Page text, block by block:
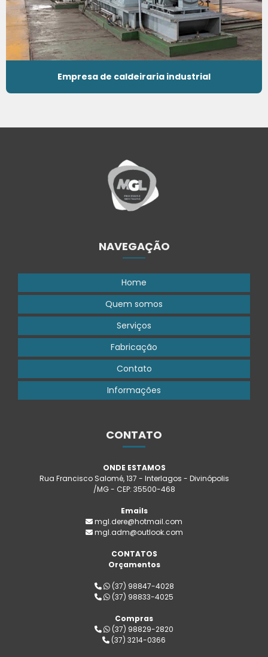
Empresa de caldeiraria industrial
NAVEGAÇÃO
Home
Quem somos
Serviços
Fabricação
Contato
Informações
CONTATO
ONDE ESTAMOS
Rua Francisco Salomé, 137 - Interlagos - Divinópolis
/MG - CEP: 35500-468
Emails
mgl.dere@hotmail.com
mgl.adm@outlook.com
CONTATOS
Orçamentos
(37) 98847-4028
(37) 98833-4025
Compras
(37) 98829-2820
(37) 3214-0366